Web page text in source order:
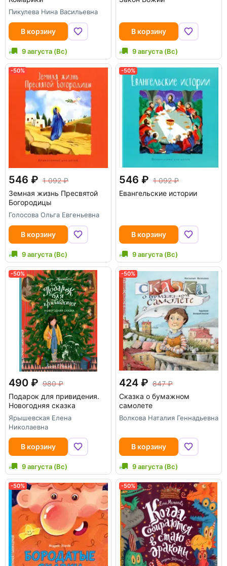
Пикулева Нина Васильевна
В корзину
9 августа (Вс)
В корзину
9 августа (Вс)
-50%
546
1 092
Земная жизнь Пресвятой
Богородицы
Голосова Ольга Евгеньевна
В корзину
9 августа (Вс)
-50%
546
1 092
Евангельские истории
В корзину
9 августа (Вс)
-50%
490
980
Подарок для привидения.
Новогодняя сказка
Ярышевская Елена
Николаевна
В корзину
9 августа (Вс)
-50%
424
847
Сказка о бумажном
самолете
Волкова Наталия Геннадьевна
В корзину
9 августа (Вс)
-50% -50%